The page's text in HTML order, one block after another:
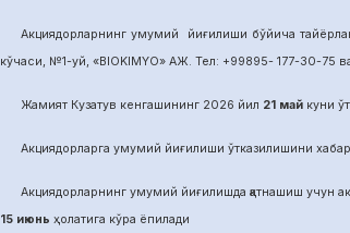
Акциядорларнинг умумий йиғилиши бўйича
кўчаси, №1-уй, «BIOKIMYO» АЖ. Тел: +99895- 177-30-75
Жамият Кузатув кенгашининг 2026 йил 21 майкуни
Акциядорларга умумий йиғилиши ўтказилишини
Акциядорларнинг умумий йиғилишда қатнашиш учун
15 июнь ҳолатига кўра ёпилади